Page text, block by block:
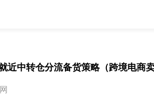
近中转仓分流备货策略（跨境电商卖